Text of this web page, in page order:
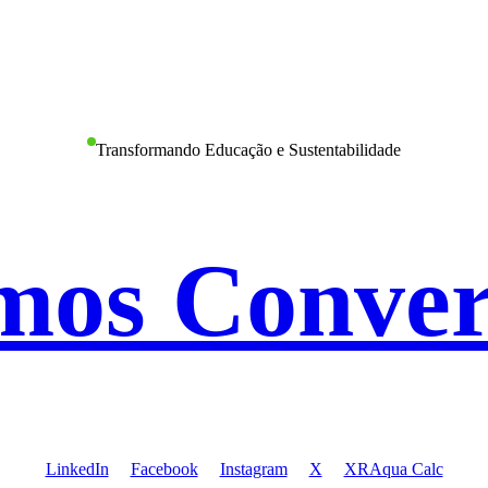
Transformando Educação e Sustentabilidade
LinkedIn Facebook Instagram X XRAqua Calc